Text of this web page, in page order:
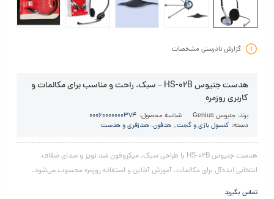
گزارش نادرستی مشخصات
هدست جنیوس HS-02B – سبک، راحت و مناسب برای مکالمات و
کاربری روزمره
برند: جنیوس Genius شناسه محصول: 00060000000374
دسته: کنسول بازی و گجت, هدفون، هندزفری و هدست
هدست جنیوس HS-02B با طراحی سبک، میکروفون ضد نویز و صدای شفاف،
انتخابی ایده‌آل برای مکالمات، آموزش آنلاین و استفاده روزمره محسوب می‌شود.
تماس بگیرید